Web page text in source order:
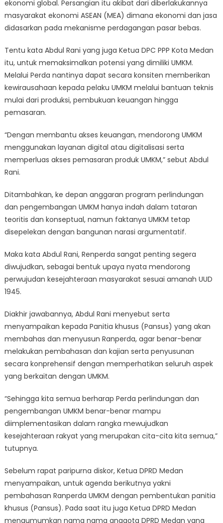
ekonomi global. Persangian itu akibat dari diberlakukannya
masyarakat ekonomi ASEAN (MEA) dimana ekonomi dan jasa
didasarkan pada mekanisme perdagangan pasar bebas.
Tentu kata Abdul Rani yang juga Ketua DPC PPP Kota Medan
itu, untuk memaksimalkan potensi yang dimiliki UMKM.
Melalui Perda nantinya dapat secara konsiten memberikan
kewirausahaan kepada pelaku UMKM melalui bantuan teknis
mulai dari produksi, pembukuan keuangan hingga
pemasaran.
“Dengan membantu akses keuangan, mendorong UMKM
menggunakan layanan digital atau digitalisasi serta
memperluas akses pemasaran produk UMKM,” sebut Abdul
Rani.
Ditambahkan, ke depan anggaran program perlindungan
dan pengembangan UMKM hanya indah dalam tataran
teoritis dan konseptual, namun faktanya UMKM tetap
disepelekan dengan bangunan narasi argumentatif.
Maka kata Abdul Rani, Renperda sangat penting segera
diwujudkan, sebagai bentuk upaya nyata mendorong
perwujudan kesejahteraan masyarakat sesuai amanah UUD
1945.
Diakhir jawabannya, Abdul Rani menyebut serta
menyampaikan kepada Panitia khusus (Pansus) yang akan
membahas dan menyusun Ranperda, agar benar-benar
melakukan pembahasan dan kajian serta penyusunan
secara konprehensif dengan memperhatikan seluruh aspek
yang berkaitan dengan UMKM.
“Sehingga kita semua berharap Perda perlindungan dan
pengembangan UMKM benar-benar mampu
diimplementasikan dalam rangka mewujudkan
kesejahteraan rakyat yang merupakan cita-cita kita semua,”
tutupnya.
Sebelum rapat paripurna diskor, Ketua DPRD Medan
menyampaikan, untuk agenda berikutnya yakni
pembahasan Ranperda UMKM dengan pembentukan panitia
khusus (Pansus). Pada saat itu juga Ketua DPRD Medan
mengumumkan nama nama anggota DPRD Medan yang